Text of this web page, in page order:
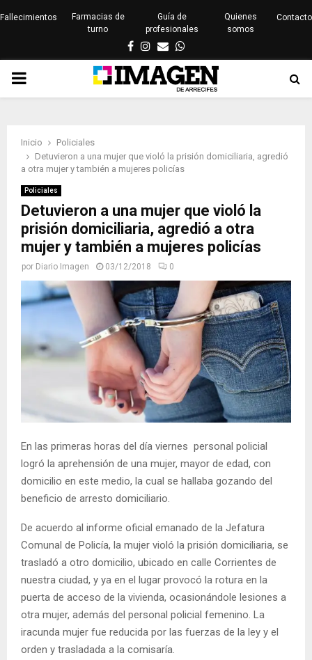
Fallecimientos
Farmacias de
turno
Guía de
profesionales
Quienes
somos
Contacto
Facebook
Instagram
EmailWhatsapp
PRIMARY
Inicio
Policiales
Detuvieron a una mujer que violó la prisión domiciliaria, agredió
a otra mujer y también a mujeres policías
Policiales
Detuvieron a una mujer que violó la
prisión domiciliaria, agredió a otra
mujer y también a mujeres policías
por Diario Imagen 03/12/2018 0
En las primeras horas del día viernes personal policial
logró la aprehensión de una mujer, mayor de edad, con
domicilio en este medio, la cual se hallaba gozando del
beneficio de arresto domiciliario.
De acuerdo al informe oficial emanado de la Jefatura
Comunal de Policía, la mujer violó la prisión domiciliaria, se
trasladó a otro domicilio, ubicado en calle Corrientes de
nuestra ciudad, y ya en el lugar provocó la rotura en la
puerta de acceso de la vivienda, ocasionándole lesiones a
otra mujer, además del personal policial femenino. La
iracunda mujer fue reducida por las fuerzas de la ley y el
orden y trasladada a la comisaría.